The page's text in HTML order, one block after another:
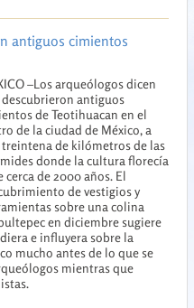
antiguos cimientos
–Los arqueólogos dicen
antiguos
de Teotihuacan en el
de la ciudad de México, a
treintena de kilómetros de las
donde la cultura florecía
cerca de 2000 años. El
de vestigios y
sobre una colina
en diciembre sugiere
e influyera sobre la
mucho antes de lo que se
mientras que